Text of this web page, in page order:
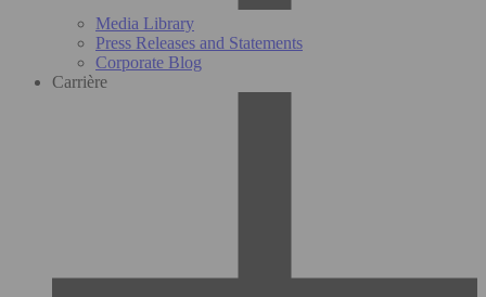
Media Library
Press Releases and Statements
Corporate Blog
Carrière